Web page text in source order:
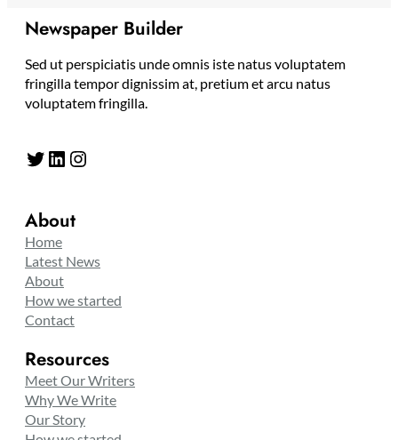
Newspaper Builder
Sed ut perspiciatis unde omnis iste natus voluptatem
fringilla tempor dignissim at, pretium et arcu natus
voluptatem fringilla.
Twitter LinkedIn Instagram
About
Home
Latest News
About
How we started
Contact
Resources
Meet Our Writers
Why We Write
Our Story